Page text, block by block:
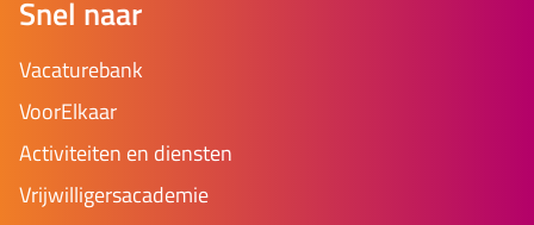
Snel naar
Vacaturebank
VoorElkaar
Activiteiten en diensten
Vrijwilligersacademie